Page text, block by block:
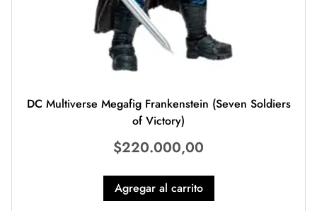
DC Multiverse Megafig Frankenstein (Seven Soldiers
of Victory)
$220.000,00
Agregar al carrito